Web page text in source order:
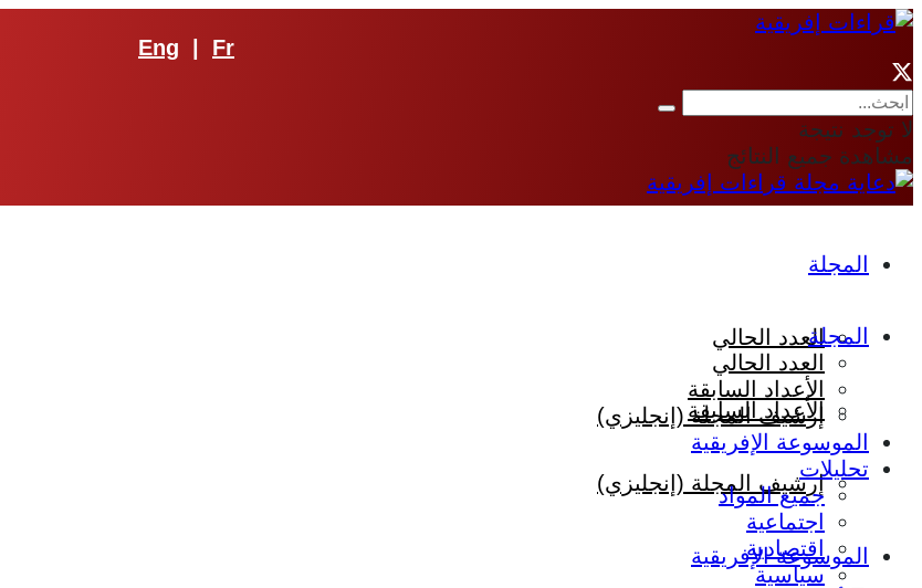
Eng Fr
لا توجد نتيجة
مشاهدة جميع النتائج
المجلة
العدد الحالي
الأعداد السابقة
إرشيف المجلة (إنجليزي)
الموسوعة الإفريقية
المجلة
العدد الحالي
الأعداد السابقة
إرشيف المجلة (إنجليزي)
الموسوعة الإفريقية
تحليلات
جميع المواد
اجتماعية
اقتصادية
سياسية